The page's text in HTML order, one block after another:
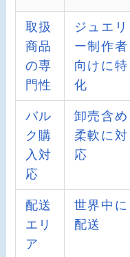
取扱
商品
の専
門性
ジュエリ
ー制作者
向けに特
化
バル
ク購
入対
応
卸売含め
柔軟に対
応
配送
エリ
ア
世界中に
配送